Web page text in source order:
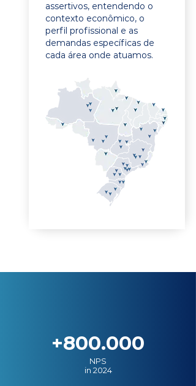
assertivos, entendendo o
contexto econômico, o
perfil profissional e as
demandas específicas de
cada área onde atuamos.
+800.000
NPS
in 2024